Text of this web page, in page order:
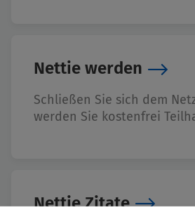
Nettie werden
Schließen Sie sich dem
werden Sie kostenfrei
Nettie Zitate